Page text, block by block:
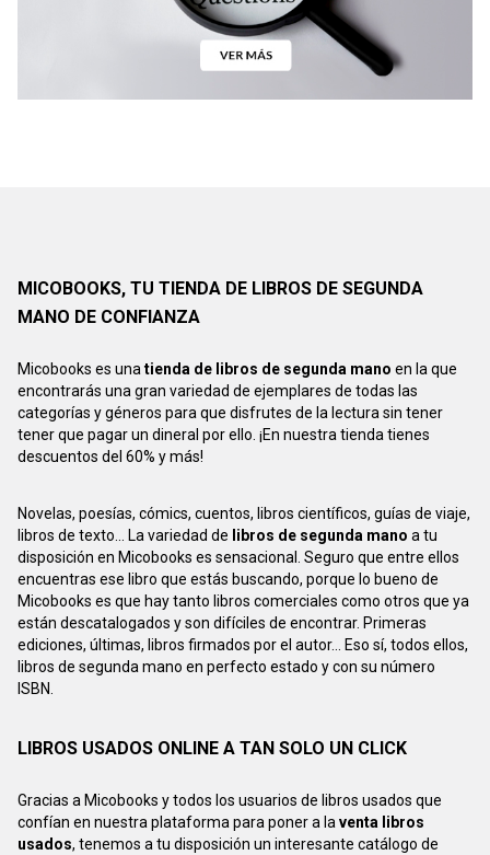
MICOBOOKS, TU TIENDA DE LIBROS DE SEGUNDA
MANO DE CONFIANZA
Micobooks es unatienda de libros de segunda mano en la que
encontrarás una gran variedad de ejemplares de todas las
categorías y géneros para que disfrutes de la lectura sin tener
tener que pagar un dineral por ello. ¡En nuestra tienda tienes
descuentos del 60% y más!
Novelas, poesías, cómics, cuentos, libros científicos, guías de viaje,
libros de texto... La variedad de libros de segunda mano a tu
disposición en Micobooks es sensacional. Seguro que entre ellos
encuentras ese libro que estás buscando, porque lo bueno de
Micobooks es que hay tanto libros comerciales como otros que ya
están descatalogados y son difíciles de encontrar. Primeras
ediciones, últimas, libros firmados por el autor... Eso sí, todos ellos,
libros de segunda mano en perfecto estado y con su número
ISBN.
LIBROS USADOS ONLINE A TAN SOLO UN CLICK
Gracias a Micobooks y todos los usuarios de libros usados que
confían en nuestra plataforma para poner a laventa libros
usados, tenemos a tu disposición un interesante catálogo de